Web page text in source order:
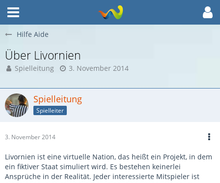
Hilfe Aide
Über Livornien
Spielleitung 3. November 2014
Spielleitung
Spielleiter
3. November 2014
Livornien ist eine virtuelle Nation, das heißt ein Projekt, in dem
ein fiktiver Staat simuliert wird. Es bestehen keinerlei
Ansprüche in der Realität. Jeder interessierte Mitspieler ist